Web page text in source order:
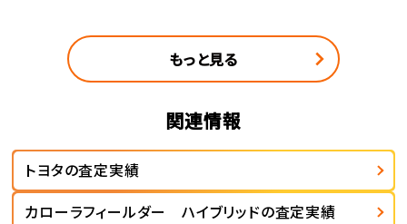
もっと見る
関連情報
トヨタの査定実績
カローラフィールダー ハイブリッドの査定実績